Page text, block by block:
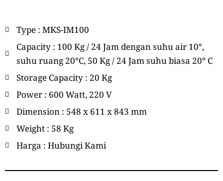
Type : MKS-IM100
Capacity : 100 Kg / 24 Jam dengan suhu air 10°,
suhu ruang 20°C, 50 Kg / 24 Jam suhu biasa 20° C
Storage Capacity : 20 Kg
Power : 600 Watt, 220 V
Dimension : 548 x 611 x 843 mm
Weight : 58 Kg
Harga : Hubungi Kami